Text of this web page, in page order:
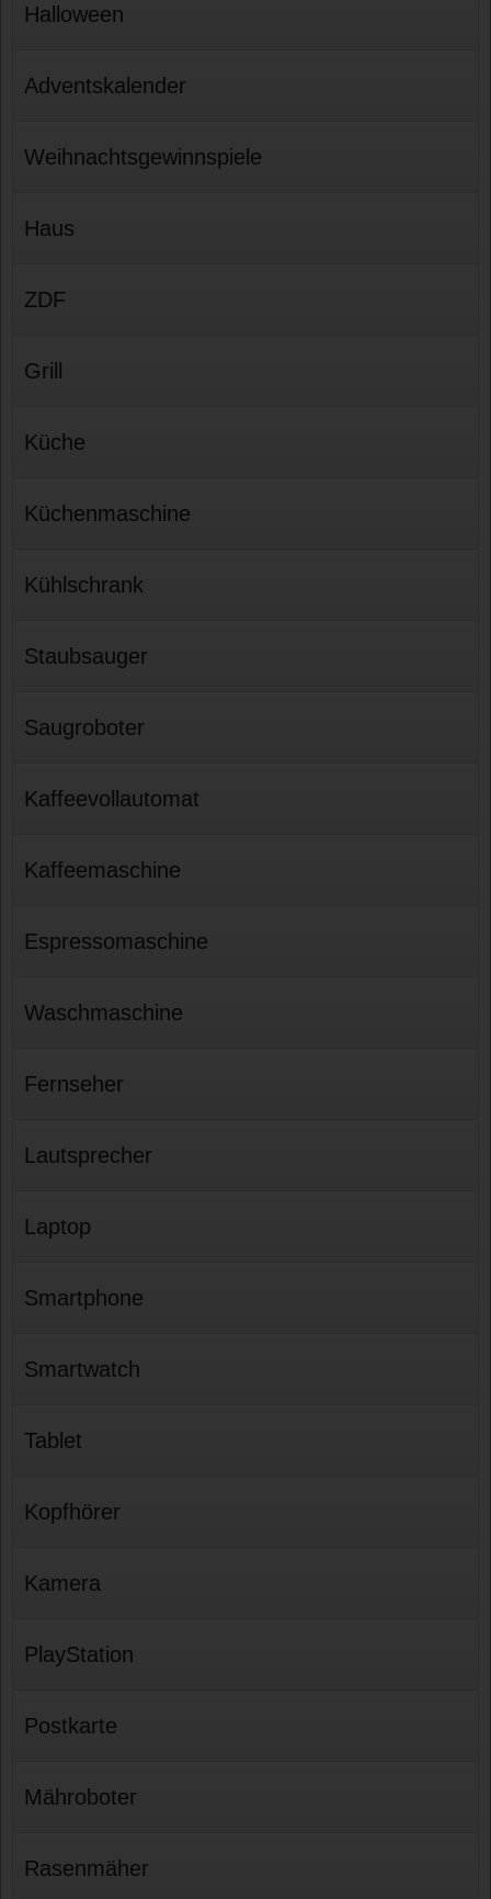
Halloween
Adventskalender
Weihnachtsgewinnspiele
Haus
ZDF
Grill
Küche
Küchenmaschine
Kühlschrank
Staubsauger
Saugroboter
Kaffeevollautomat
Kaffeemaschine
Espressomaschine
Waschmaschine
Fernseher
Lautsprecher
Laptop
Smartphone
Smartwatch
Tablet
Kopfhörer
Kamera
PlayStation
Postkarte
Mähroboter
Rasenmäher